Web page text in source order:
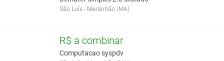
São Luís - Maranhão (MA)
R$ a combinar
Computacao syspdv